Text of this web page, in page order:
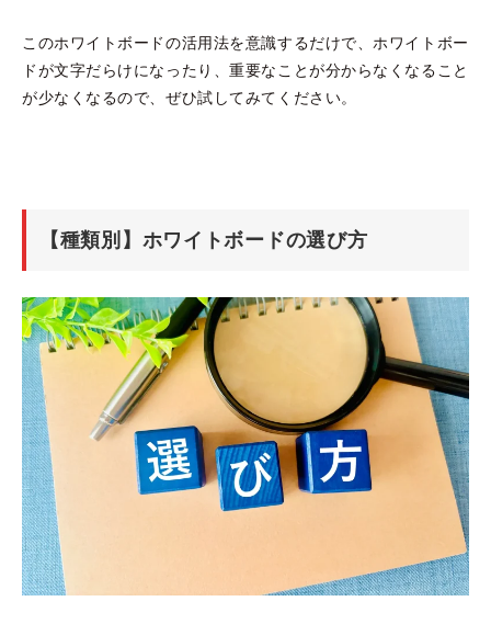
このホワイトボードの活用法を意識するだけで、ホワイトボー
ドが文字だらけになったり、重要なことが分からなくなること
が少なくなるので、ぜひ試してみてください。
【種類別】ホワイトボードの選び方